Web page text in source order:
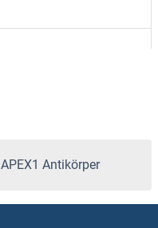
APEX1 Antikörper